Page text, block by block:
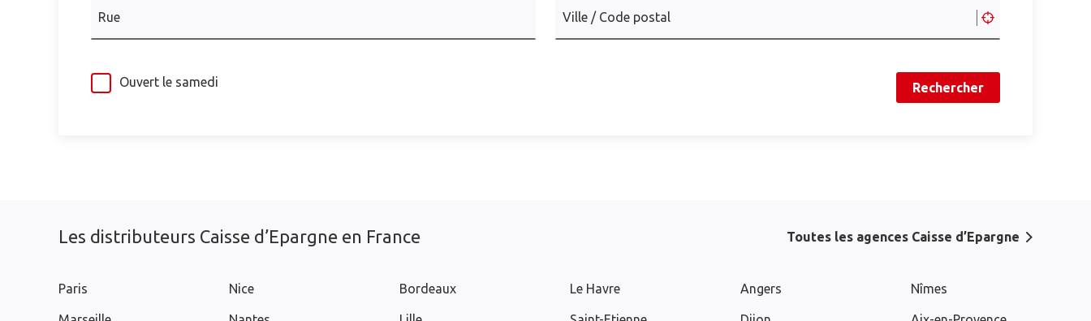
Rue Ville / Code postal
Ouvert le samedi Rechercher
Les distributeurs Caisse d’Epargne en France Toutes les agences Caisse d’Epargne
Paris Nice Bordeaux Le Havre Angers Nîmes